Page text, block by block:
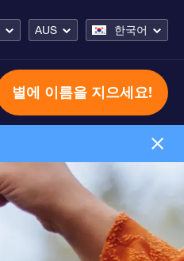
AUS 한국어
별에 이름을 지으세요!